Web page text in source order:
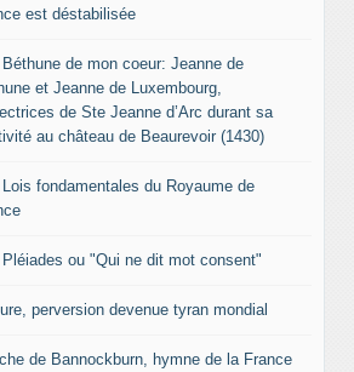
est déstabilisée
de mon coeur: Jeanne de
et Jeanne de Luxembourg,
de Ste Jeanne d’Arc durant sa
au château de Beaurevoir (1430)
fondamentales du Royaume de
Pléiades ou "Qui ne dit mot consent"
perversion devenue tyran mondial
de Bannockburn, hymne de la France